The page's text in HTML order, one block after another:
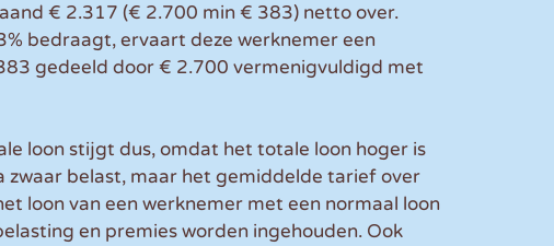
€ 2.317 (€ 2.700 min € 383) netto over.
bedraagt, ervaart deze werknemer een
gedeeld door € 2.700 vermenigvuldigd met
loon stijgt dus, omdat het totale loon hoger is
belast, maar het gemiddelde tarief over
loon van een werknemer met een normaal loon
en premies worden ingehouden. Ook